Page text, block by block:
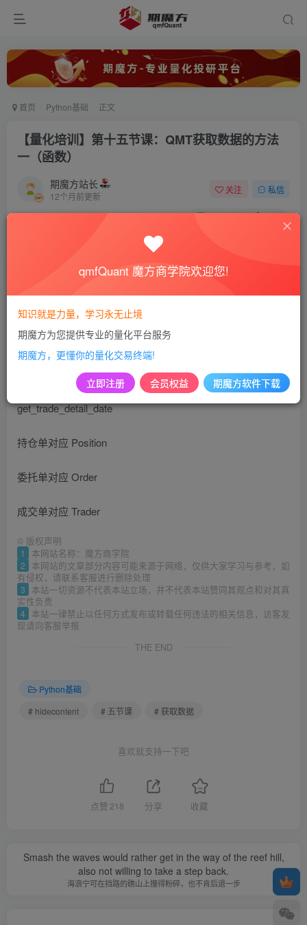
首页 Python基础 正文
【量化培训】第十五节课：QMT获取数据的方法
一（函数）
期魔方站长
12个月前更新
关注 私信
0 5429 218
此内容为免费视频，请登录后查看
登录查看
课程小结：
获取帐户的详细数据的方法
get_trade_detail_date
持仓单对应 Position
委托单对应 Order
成交单对应 Trader
© 版权声明
1 本网站名称：魔方商学院
2
本网站的文章部分内容可能来源于网络，仅供大家学习与参考，如
有侵权，请联系客服进行删除处理
3
本站一切资源不代表本站立场，并不代表本站赞同其观点和对其真
实性负责
4
本站一律禁止以任何方式发布或转载任何违法的相关信息，访客发
现请向客服举报
THE END
Python基础
# hidecontent
# 五节课 # 获取数据
喜欢就支持一下吧
点赞 218 分享 收藏
Smash the waves would rather get in the way of the reef hill,
also not willing to take a step back.
海浪宁可在挡路的礁山上撞得粉碎，也不肯后退一步
qmfQuant 魔方商学院欢迎您!
知识就是力量，学习永无止境
期魔方为您提供专业的量化平台服务
期魔方，更懂你的量化交易终端!
立即注册 会员权益 期魔方软件下载